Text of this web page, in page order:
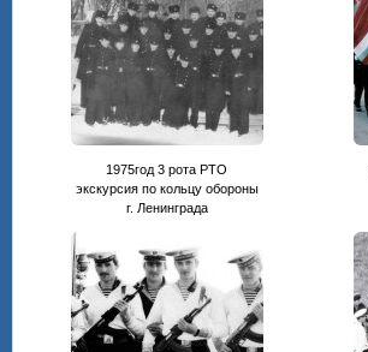
1975год 3 рота РТО
экскурсия по кольцу обороны
г. Ленинграда